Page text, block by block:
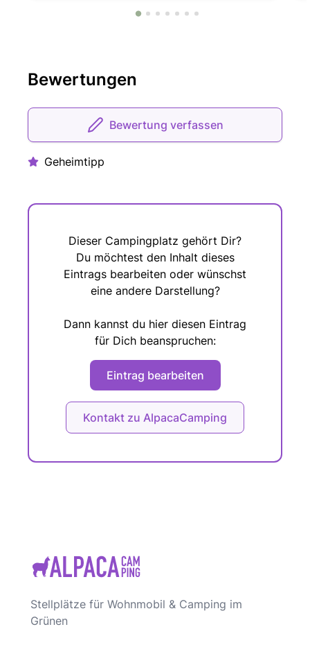
Bewertungen
Bewertung verfassen
Geheimtipp
Dieser Campingplatz gehört Dir?
Du möchtest den Inhalt dieses
Eintrags bearbeiten oder wünschst
eine andere Darstellung?
Dann kannst du hier diesen Eintrag
für Dich beanspruchen:
Eintrag bearbeiten
Kontakt zu AlpacaCamping
Stellplätze für Wohnmobil & Camping im
Grünen